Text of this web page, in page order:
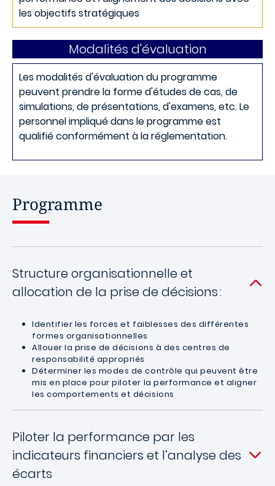
les objectifs stratégiques
Modalités d'évaluation
Les modalités d'évaluation du programme
peuvent prendre la forme d'études de cas, de
simulations, de présentations, d'examens, etc. Le
personnel impliqué dans le programme est
qualifié conformément à la réglementation.
Programme
Structure organisationnelle et
allocation de la prise de décisions :
Identifier les forces et faiblesses des différentes
formes organisationnelles
Allouer la prise de décisions à des centres de
responsabilité appropriés
Déterminer les modes de contrôle qui peuvent être
mis en place pour piloter la performance et aligner
les comportements et décisions
Piloter la performance par les
indicateurs financiers et l’analyse des
écarts